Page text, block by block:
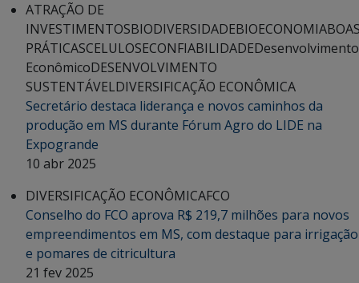
ATRAÇÃO DE
INVESTIMENTOSBIODIVERSIDADEBIOECONOMIA
PRÁTICASCELULOSECONFIABILIDADEDesenvolvimento
EconômicoDESENVOLVIMENTO
SUSTENTÁVELDIVERSIFICAÇÃO ECONÔMICA
Secretário destaca liderança e novos caminhos da
produção em MS durante Fórum Agro do LIDE na
Expogrande
10 abr 2025
DIVERSIFICAÇÃO ECONÔMICAFCO
Conselho do FCO aprova R$ 219,7 milhões para novos
empreendimentos em MS, com destaque para irrigação
e pomares de citricultura
21 fev 2025